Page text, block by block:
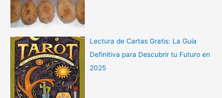
Lectura de Cartas Gratis: La Guía
Definitiva para Descubrir tu Futuro en
2025